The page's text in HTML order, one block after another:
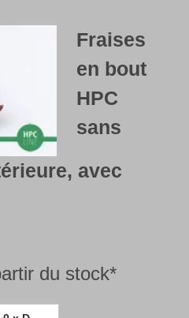
Fraises
en bout
HPC
sans
avec
du stock*